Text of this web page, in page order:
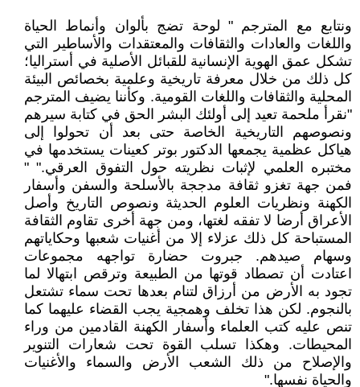
ونتابع مع المترجم " لوحة تضج بألوان وأنماط الحياة
واللغات والعادات والثقافات والمعتقدات والأساطير التي
تشكل عمق الهوية الإنسانية للقبائل الأصلية في أستراليا؛
كل ذلك من خلال معرفة تاريخية وعلمية بخصائص البيئة
المحلية والثقافات واللغات القومية. وكأننا يضيف المترجم
"نقرأ ملحمة تعيد إلى أولئك البشر الحق في كتابة سيرهم
ونصوصهم التاريخية الخاصة حتى بعد أن تحولوا إلى
هياكل عظمية يجمعها الدكتور بوتر كعينات يستخدمها في
مختبره العلمي لإثبات نظريته حول التفوق العرقي." "
فمن جهة تغزو ثقافة مدججة بالأسلحة والسفن وأسفار
الكهنة ونظريات العلوم الحديثة ونصوص التاريخ وأصل
الأعراق أرضا لا تفقه لغتها، ومن جهة أخرى تقاوم الثقافة
المستباحة كل ذلك عزلاء إلا من أغنيات شعبها وحكاياتهم
وسهام صيدهم. جبروت حضارة تواجهه مجموعات
اعتادت أن تصطاد قوتها من الطبيعة وترقص ابتهالا لما
تجود به الأرض من أرزاق لتنام بعدها تحت سماء تشتعل
بالنجوم. لكن هذا تخلف وهمجية يجب القضاء عليهما كما
تنص عليه كتب العلماء وأسفار الكهنة القادمين من وراء
المحيطات. وهكذا تسلب القوة تحت شعارات التنوير
والإصلاح من ذلك الشعب الأرض والسماء والأغنيات
والحياة نفسها."